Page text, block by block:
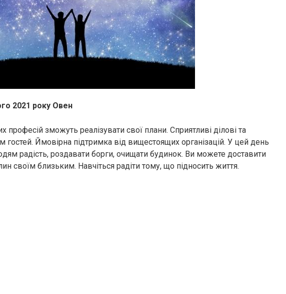
2021 року Овен
професій зможуть реалізувати свої плани. Сприятливі ділові та
гостей. Ймовірна підтримка від вищестоящих організацій. У цей день
радість, роздавати борги, очищати будинок. Ви можете доставити
своїм близьким. Навчіться радіти тому, що підносить життя.